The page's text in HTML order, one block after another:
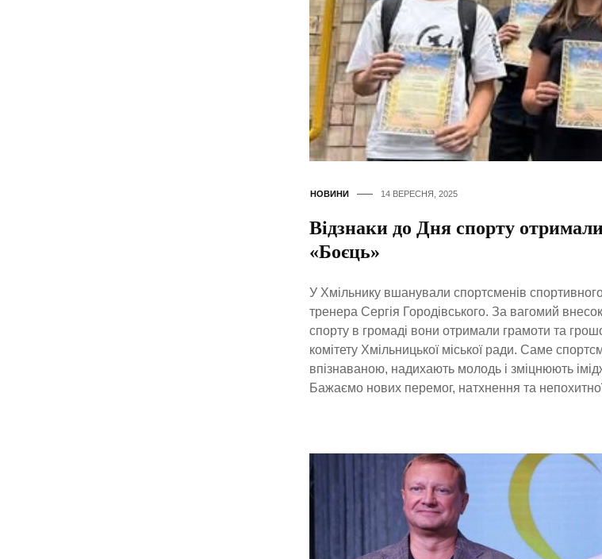
НОВИНИ 14 ВЕРЕСНЯ, 2025
Відзнаки до Дня спорту
«Боєць»
У Хмільнику вшанували спортсменів
тренера Сергія Городівського. За вагомий
спорту в громаді вони отримали грамоти та
комітету Хмільницької міської ради. Саме
впізнаваною, надихають молодь і зміцнюють
Бажаємо нових перемог, натхнення та